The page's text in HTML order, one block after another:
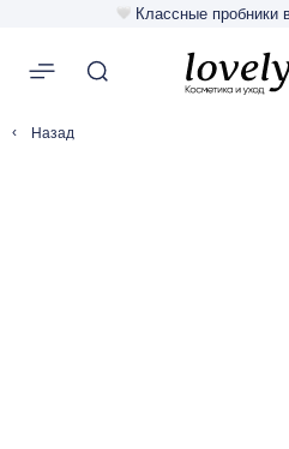
Классные пробники в каждом заказе
Назад
‹